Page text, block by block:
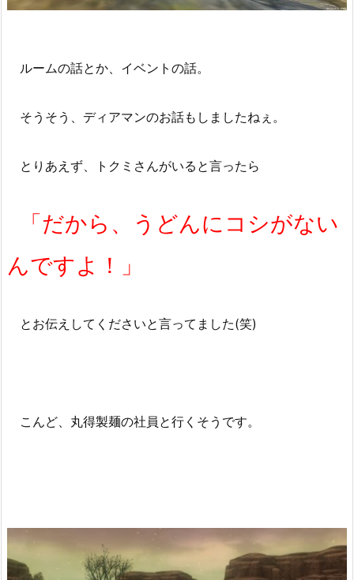
ルームの話とか、イベントの話。
そうそう、ディアマンのお話もしましたねぇ。
とりあえず、トクミさんがいると言ったら
「だから、うどんにコシがない
んですよ！」
とお伝えしてくださいと言ってました(笑)
こんど、丸得製麺の社員と行くそうです。